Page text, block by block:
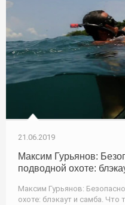
21.06.2019
Максим Гурьянов:
подводной охоте:
Максим Гурьянов:
охоте: блэкаут и самба. Что